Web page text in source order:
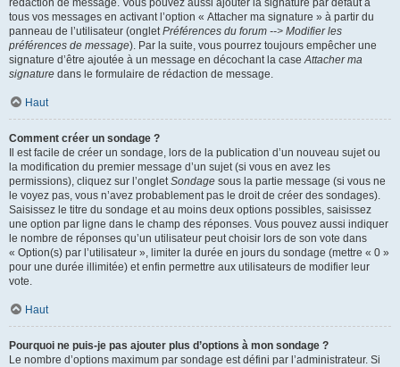
rédaction de message. Vous pouvez aussi ajouter la signature par défaut à
tous vos messages en activant l’option « Attacher ma signature » à partir du
panneau de l’utilisateur (ongletPréférences du forum --> Modifier les
préférences de message). Par la suite, vous pourrez toujours empêcher une
signature d’être ajoutée à un message en décochant la caseAttacher ma
signature dans le formulaire de rédaction de message.
Haut
Comment créer un sondage ?
Il est facile de créer un sondage, lors de la publication d’un nouveau sujet ou
la modification du premier message d’un sujet (si vous en avez les
permissions), cliquez sur l’ongletSondage sous la partie message (si vous ne
le voyez pas, vous n’avez probablement pas le droit de créer des sondages).
Saisissez le titre du sondage et au moins deux options possibles, saisissez
une option par ligne dans le champ des réponses. Vous pouvez aussi indiquer
le nombre de réponses qu’un utilisateur peut choisir lors de son vote dans
« Option(s) par l’utilisateur », limiter la durée en jours du sondage (mettre « 0 »
pour une durée illimitée) et enfin permettre aux utilisateurs de modifier leur
vote.
Haut
Pourquoi ne puis-je pas ajouter plus d’options à mon sondage ?
Le nombre d’options maximum par sondage est défini par l’administrateur. Si